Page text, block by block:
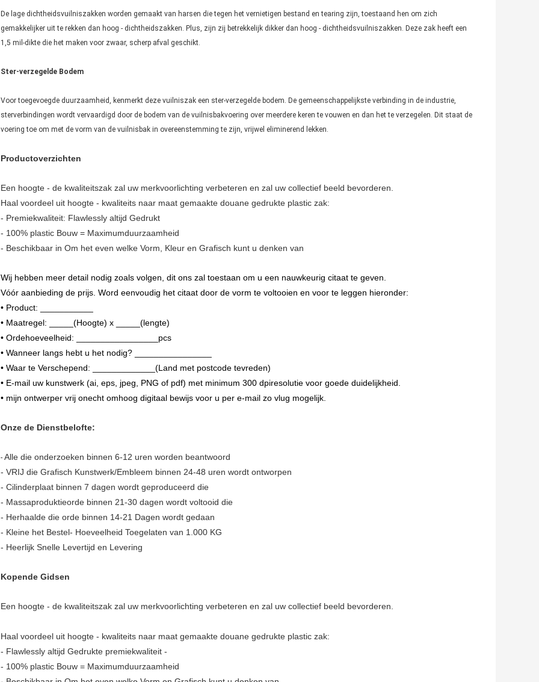
De lage dichtheidsvuilniszakken worden gemaakt van harsen die tegen het vernietigen bestand en tearing zijn, toestaand hen om zich
gemakkelijker uit te rekken dan hoog - dichtheidszakken. Plus, zijn zij betrekkelijk dikker dan hoog - dichtheidsvuilniszakken. Deze zak heeft een
1,5 mil-dikte die het maken voor zwaar, scherp afval geschikt.
Ster-verzegelde Bodem
Voor toegevoegde duurzaamheid, kenmerkt deze vuilniszak een ster-verzegelde bodem. De gemeenschappelijkste verbinding in de industrie,
sterverbindingen wordt vervaardigd door de bodem van de vuilnisbakvoering over meerdere keren te vouwen en dan het te verzegelen. Dit staat de
voering toe om met de vorm van de vuilnisbak in overeenstemming te zijn, vrijwel eliminerend lekken.
Productoverzichten
Een hoogte - de kwaliteitszak zal uw merkvoorlichting verbeteren en zal uw collectief beeld bevorderen.
Haal voordeel uit hoogte - kwaliteits naar maat gemaakte douane gedrukte plastic zak:
- Premiekwaliteit: Flawlessly altijd Gedrukt
- 100% plastic Bouw = Maximumduurzaamheid
- Beschikbaar in Om het even welke Vorm, Kleur en Grafisch kunt u denken van
Wij hebben meer detail nodig zoals volgen, dit ons zal toestaan om u een nauwkeurig citaat te geven.
Vóór aanbieding de prijs. Word eenvoudig het citaat door de vorm te voltooien en voor te leggen hieronder:
• Product: ___________
• Maatregel: _____(Hoogte) x _____(lengte)
• Ordehoeveelheid: _________________pcs
• Wanneer langs hebt u het nodig? ________________
• Waar te Verschepend: _____________(Land met postcode tevreden)
• E-mail uw kunstwerk (ai, eps, jpeg, PNG of pdf) met minimum 300 dpiresolutie voor goede duidelijkheid.
• mijn ontwerper vrij onecht omhoog digitaal bewijs voor u per e-mail zo vlug mogelijk.
Onze de Dienstbelofte:
- Alle die onderzoeken binnen 6-12 uren worden beantwoord
- VRIJ die Grafisch Kunstwerk/Embleem binnen 24-48 uren wordt ontworpen
- Cilinderplaat binnen 7 dagen wordt geproduceerd die
- Massaproduktieorde binnen 21-30 dagen wordt voltooid die
- Herhaalde die orde binnen 14-21 Dagen wordt gedaan
- Kleine het Bestel- Hoeveelheid Toegelaten van 1.000 KG
- Heerlijk Snelle Levertijd en Levering
Kopende Gidsen
Een hoogte - de kwaliteitszak zal uw merkvoorlichting verbeteren en zal uw collectief beeld bevorderen.
Haal voordeel uit hoogte - kwaliteits naar maat gemaakte douane gedrukte plastic zak:
- Flawlessly altijd Gedrukte premiekwaliteit -
- 100% plastic Bouw = Maximumduurzaamheid